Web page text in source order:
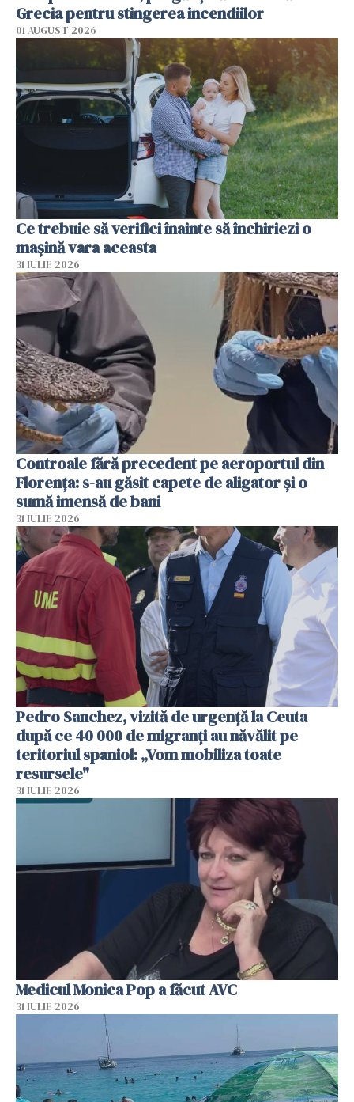
Grecia pentru stingerea incendiilor
01 AUGUST 2026
Ce trebuie să verifici înainte să închiriezi o
mașină vara aceasta
31 IULIE 2026
Controale fără precedent pe aeroportul din
Florența: s-au găsit capete de aligator și o
sumă imensă de bani
31 IULIE 2026
Pedro Sanchez, vizită de urgență la Ceuta
după ce 40 000 de migranți au năvălit pe
teritoriul spaniol: „Vom mobiliza toate
resursele"
31 IULIE 2026
Medicul Monica Pop a făcut AVC
31 IULIE 2026